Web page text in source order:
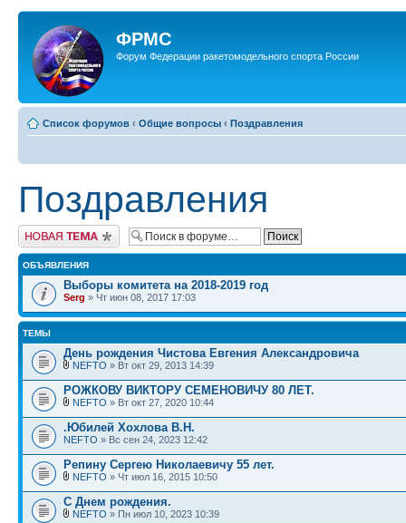
ФРМС
Форум Федерации ракетомодельного спорта России
Список форумов ‹ Общие вопросы ‹ Поздравления
Поздравления
Новая тема
ОБЪЯВЛЕНИЯ
Выборы комитета на 2018-2019 год
Serg » Чт июн 08, 2017 17:03
ТЕМЫ
День рождения Чистова Евгения Александровича
NEFTO » Вт окт 29, 2013 14:39
РОЖКОВУ ВИКТОРУ СЕМЕНОВИЧУ 80 ЛЕТ.
NEFTO » Вт окт 27, 2020 10:44
.Юбилей Хохлова В.Н.
NEFTO » Вс сен 24, 2023 12:42
Репину Сергею Николаевичу 55 лет.
NEFTO » Чт июл 16, 2015 10:50
С Днем рождения.
NEFTO » Пн июл 10, 2023 10:39